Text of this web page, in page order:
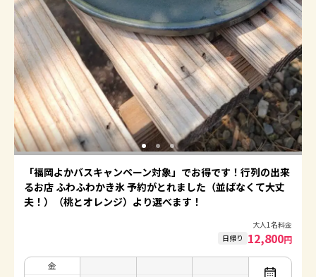
「福岡よかバスキャンペーン対象」でお得です！行列の出来
るお店 ふわふわかき氷 予約がとれました（並ばなくて大丈
夫！）（桃とオレンジ）より選べます！
大人1名料金
日帰り 12,800円
金